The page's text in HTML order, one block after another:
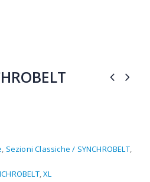
Sezioni Classiche / SYNCHROBELT,
,XL